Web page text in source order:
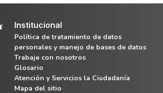
Institucional
Política de tratamiento de datos
personales y manejo de bases de datos
Trabaje con nosotros
Glosario
Atención y Servicios la Ciudadanía
Mapa del sitio